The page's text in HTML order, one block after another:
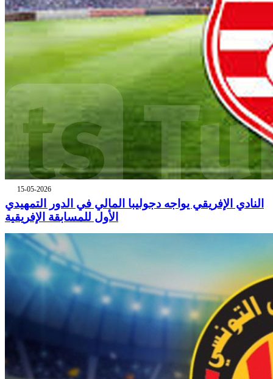
15-05-2026
النادي الإفريقي يواجه دجوليبا المالي في الدور التمهيدي
الأول للمسابقة الإفريقية